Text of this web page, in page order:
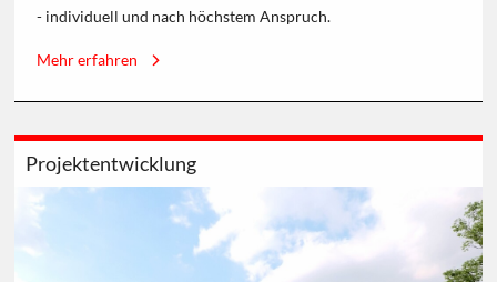
- individuell und nach höchstem Anspruch.
Mehr erfahren
Projektentwicklung